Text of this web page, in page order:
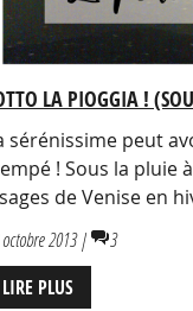
LA PIOGGIA !
sérénissime peut
! Sous la pluie
de Venise en
2013 | 3
LIRE PLUS